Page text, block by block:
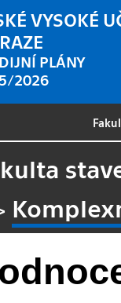
VYSOKÉ
PLÁNY
2026